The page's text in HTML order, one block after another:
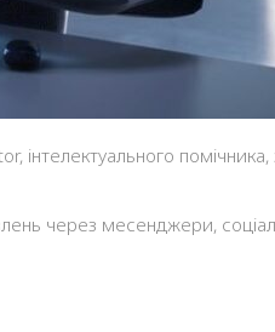
через месенджери,